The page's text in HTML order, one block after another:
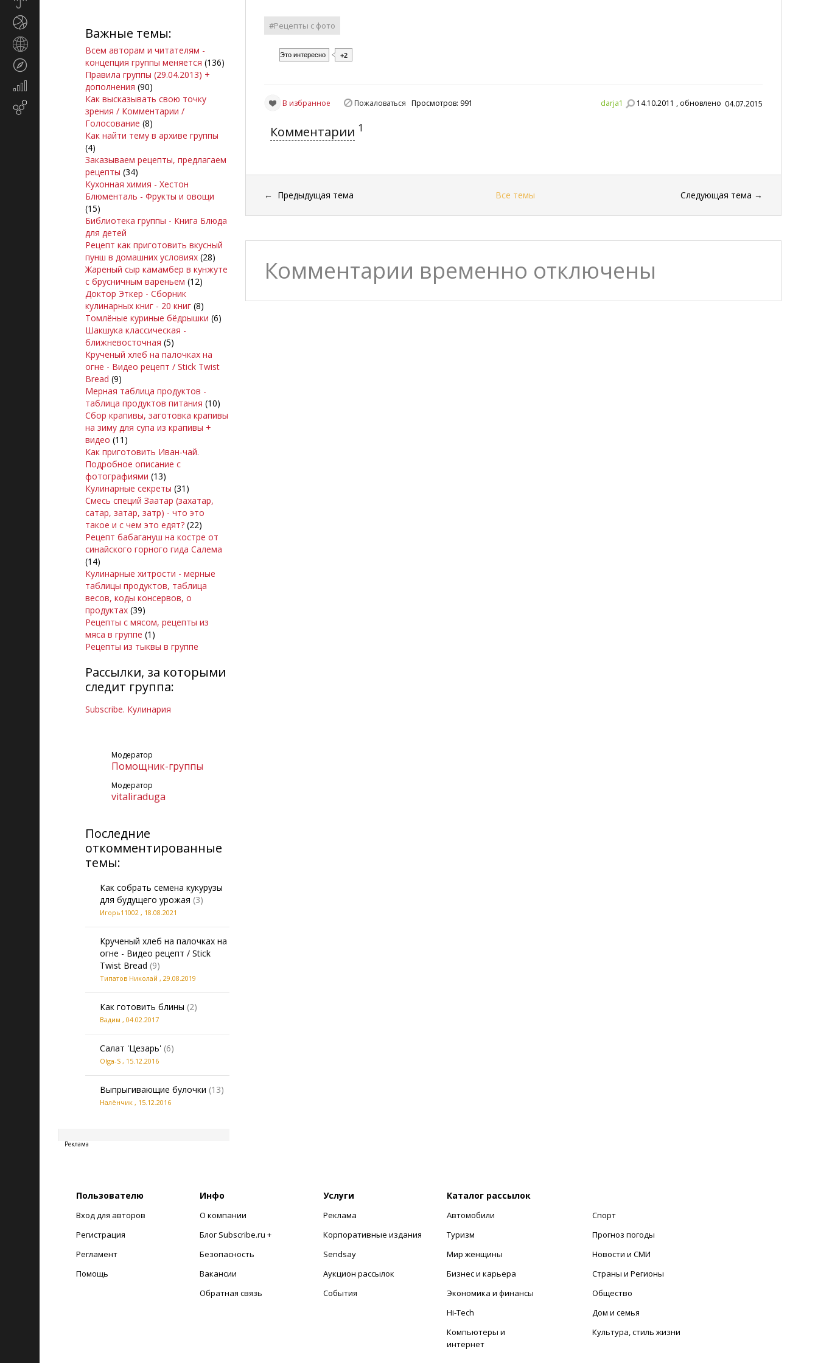
Экономика
маркетинг
Важные темы:
Всем авторам и читателям -
концепция группы меняется (136)
Правила группы (29.04.2013) +
дополнения (90)
Как высказывать свою точку
зрения / Комментарии /
Голосование (8)
Как найти тему в архиве группы
(4)
Заказываем рецепты, предлагаем
рецепты (34)
Кухонная химия - Хестон
Блюменталь - Фрукты и овощи
(15)
Библиотека группы - Книга Блюда
для детей
Рецепт как приготовить вкусный
пунш в домашних условиях (28)
Жареный сыр камамбер в кунжуте
с брусничным вареньем (12)
Доктор Эткер - Сборник
кулинарных книг - 20 книг (8)
Томлёные куриные бёдрышки (6)
Шакшука классическая -
ближневосточная (5)
Крученый хлеб на палочках на
огне - Видео рецепт / Stick Twist
Bread (9)
Мерная таблица продуктов -
таблица продуктов питания (10)
Сбор крапивы, заготовка крапивы
на зиму для супа из крапивы +
видео (11)
Как приготовить Иван-чай.
Подробное описание с
фотографиями (13)
Кулинарные секреты (31)
Смесь специй Заатар (захатар,
сатар, затар, затр) - что это
такое и с чем это едят? (22)
Рецепт бабагануш на костре от
синайского горного гида Салема
(14)
Кулинарные хитрости - мерные
таблицы продуктов, таблица
весов, коды консервов, о
продуктах (39)
Рецепты с мясом, рецепты из
мяса в группе (1)
Рецепты из тыквы в группе
Рассылки, за которыми
следит группа:
Subscribe. Кулинария
Модератор
Помощник-группы
Модератор
vitaliraduga
Последние
откомментированные
темы:
Как собрать семена кукурузы
для будущего урожая (3)
Игорь11002 , 18.08.2021
Крученый хлеб на палочках на
огне - Видео рецепт / Stick
Twist Bread (9)
Типатов Николай , 29.08.2019
Как готовить блины (2)
Вадим , 04.02.2017
Салат 'Цезарь' (6)
Olga-S , 15.12.2016
Выпрыгивающие булочки (13)
Налёнчик , 15.12.2016
Реклама
#Рецепты с фото
Это интересно +2
darja1 14.10.2011 , обновлено 04.07.2015
В избранное Пожаловаться Просмотров: 991
Комментарии 1
← Предыдущая тема Все темы Следующая тема →
Комментарии временно отключены
Пользователю
Вход для авторов
Регистрация
Регламент
Помощь
Инфо
О компании
Блог Subscribe.ru +
Безопасность
Вакансии
Обратная связь
Услуги
Реклама
Корпоративные издания
Sendsay
Аукцион рассылок
События
Каталог рассылок
Автомобили
Туризм
Мир женщины
Бизнес и карьера
Экономика и финансы
Hi-Tech
Компьютеры и
интернет
Спорт
Прогноз погоды
Новости и СМИ
Страны и Регионы
Общество
Дом и семья
Культура, стиль жизни